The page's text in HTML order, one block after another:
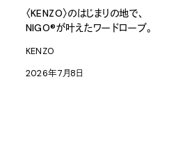
〈KENZO〉のはじまりの地で、
NIGO®が叶えたワードローブ。
KENZO
2026年7月8日